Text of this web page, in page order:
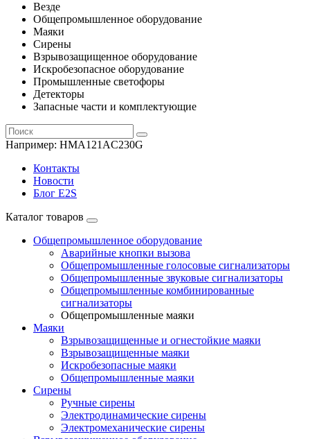
Везде
Общепромышленное оборудование
Маяки
Сирены
Взрывозащищенное оборудование
Искробезопасное оборудование
Промышленные светофоры
Детекторы
Запасные части и комплектующие
Например: HMA121AC230G
Контакты
Новости
Блог E2S
Каталог товаров
Общепромышленное оборудование
Аварийные кнопки вызова
Общепромышленные голосовые сигнализаторы
Общепромышленные звуковые сигнализаторы
Общепромышленные комбинированные
сигнализаторы
Общепромышленные маяки
Маяки
Взрывозащищенные и огнестойкие маяки
Взрывозащищенные маяки
Искробезопасные маяки
Общепромышленные маяки
Сирены
Ручные сирены
Электродинамические сирены
Электромеханические сирены